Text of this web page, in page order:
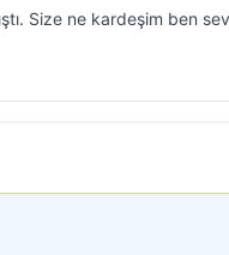
Size ne kardeşim ben